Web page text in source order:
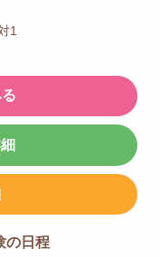
1
の日程